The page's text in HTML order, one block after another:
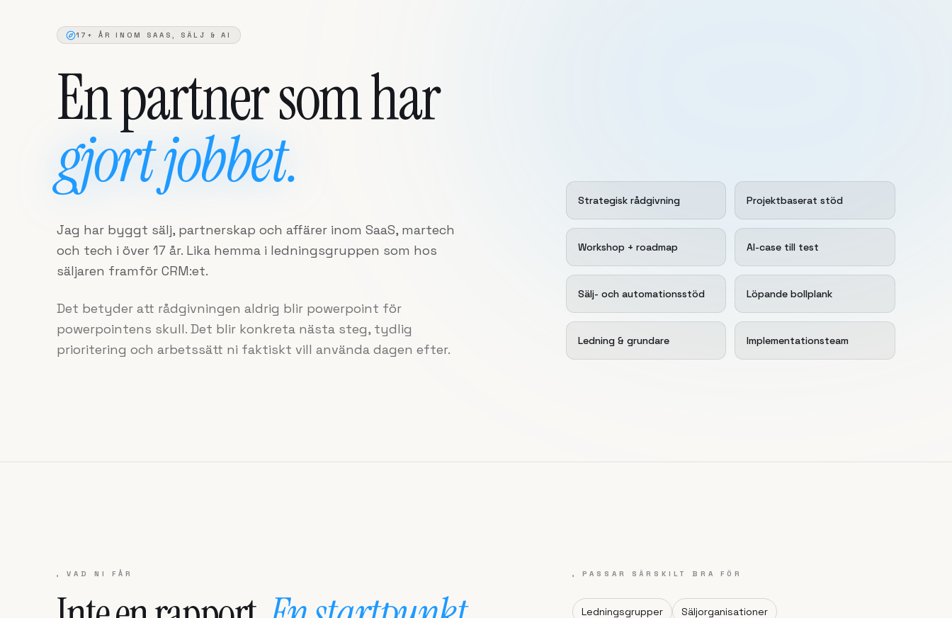
17+ ÅR INOM SAAS, SÄLJ & AI
En partner som har
gjort jobbet.
Jag har byggt sälj, partnerskap och affärer inom SaaS, martech
och tech i över 17 år. Lika hemma i ledningsgruppen som hos
säljaren framför CRM:et.
Det betyder att rådgivningen aldrig blir powerpoint för
powerpointens skull. Det blir konkreta nästa steg, tydlig
prioritering och arbetssätt ni faktiskt vill använda dagen efter.
Strategisk rådgivning Projektbaserat stöd
Workshop + roadmap AI-case till test
Sälj- och automationsstöd Löpande bollplank
Ledning & grundare Implementationsteam
, VAD NI FÅR , PASSAR SÄRSKILT BRA FÖR
Ledningsgrupper Säljorganisationer